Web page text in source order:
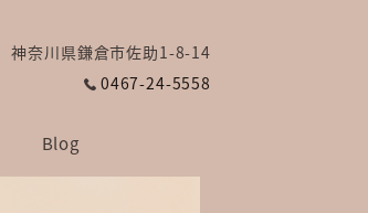
神奈川県鎌倉市佐助1-8-14
0467-24-5558
Blog